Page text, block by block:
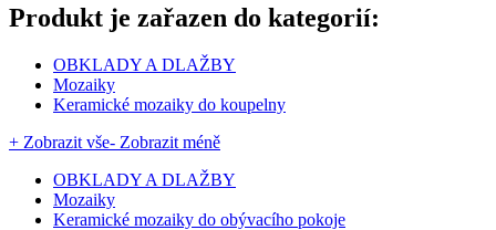
Produkt je zařazen do kategorií:
OBKLADY A DLAŽBY
Mozaiky
Keramické mozaiky do koupelny
+ Zobrazit vše- Zobrazit méně
OBKLADY A DLAŽBY
Mozaiky
Keramické mozaiky do obývacího pokoje